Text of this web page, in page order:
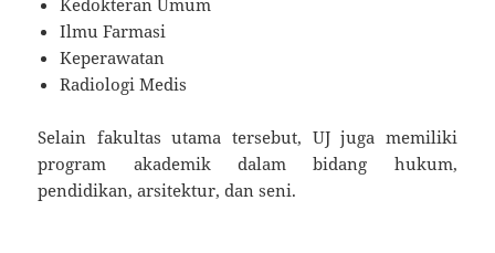
Ilmu Farmasi
Keperawatan
Radiologi Medis
Selain fakultas utama tersebut, UJ juga memiliki
program akademik dalam bidang hukum,
pendidikan, arsitektur, dan seni.